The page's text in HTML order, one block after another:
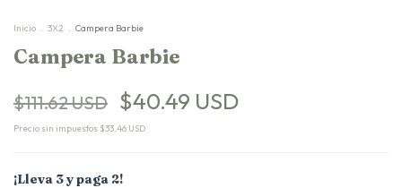
Inicio 3X2 Campera Barbie
Campera Barbie
$111.62 USD $40.49 USD
Precio sin impuestos $33.46 USD
¡Lleva 3 y paga 2!